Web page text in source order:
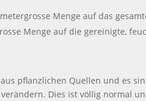
Menge auf das
Menge auf die gereinigte,
pflanzlichen Quellen und es
Dies ist völlig normal